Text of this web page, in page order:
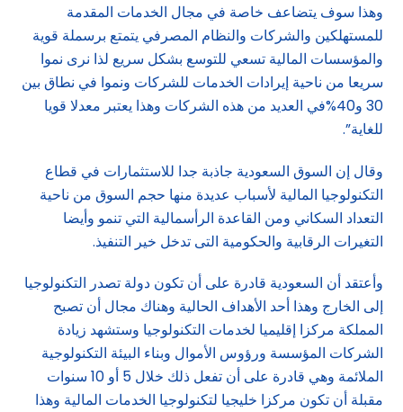
وهذا سوف يتضاعف خاصة في مجال الخدمات المقدمة
للمستهلكين والشركات والنظام المصرفي يتمتع برسملة قوية
والمؤسسات المالية تسعي للتوسع بشكل سريع لذا نرى نموا
سريعا من ناحية إيرادات الخدمات للشركات ونموا في نطاق بين
30 و40%في العديد من هذه الشركات وهذا يعتبر معدلا قويا
للغاية”.
وقال إن السوق السعودية جاذبة جدا للاستثمارات في قطاع
التكنولوجيا المالية لأسباب عديدة منها حجم السوق من ناحية
التعداد السكاني ومن القاعدة الرأسمالية التي تنمو وأيضا
التغيرات الرقابية والحكومية التى تدخل خير التنفيذ.
وأعتقد أن السعودية قادرة على أن تكون دولة تصدر التكنولوجيا
إلى الخارج وهذا أحد الأهداف الحالية وهناك مجال أن تصبح
المملكة مركزا إقليميا لخدمات التكنولوجيا وستشهد زيادة
الشركات المؤسسة ورؤوس الأموال وبناء البيئة التكنولوجية
الملائمة وهي قادرة على أن تفعل ذلك خلال 5 أو 10 سنوات
مقبلة أن تكون مركزا خليجيا لتكنولوجيا الخدمات المالية وهذا